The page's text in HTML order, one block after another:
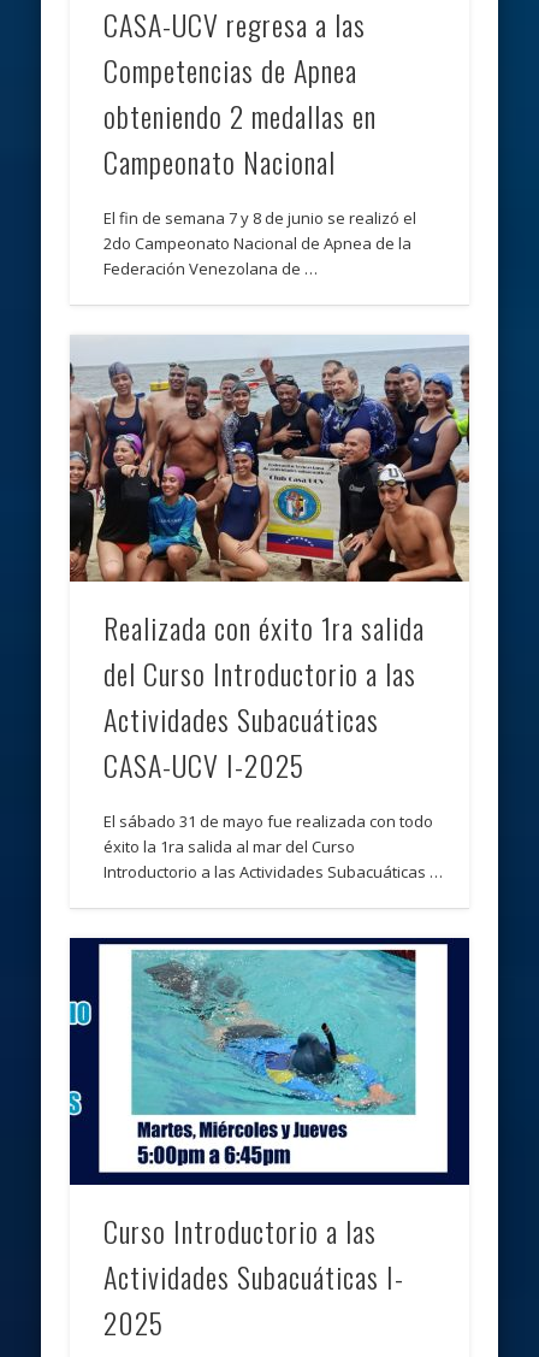
CASA-UCV regresa a las
Competencias de Apnea
obteniendo 2 medallas en
Campeonato Nacional
El fin de semana 7 y 8 de junio se realizó el
2do Campeonato Nacional de Apnea de la
Federación Venezolana de …
Realizada con éxito 1ra salida
del Curso Introductorio a las
Actividades Subacuáticas
CASA-UCV I-2025
El sábado 31 de mayo fue realizada con todo
éxito la 1ra salida al mar del Curso
Introductorio a las Actividades Subacuáticas …
Curso Introductorio a las
Actividades Subacuáticas I-
2025